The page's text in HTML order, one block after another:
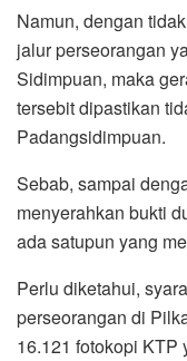
Namun, dengan
jalur perseorangan
Sidimpuan, maka
tersebit dipastikan
Padangsidimpuan.
Sebab, sampai
menyerahkan bukti
ada satupun yang
Perlu diketahui,
perseorangan di
16.121 fotokopi KTP